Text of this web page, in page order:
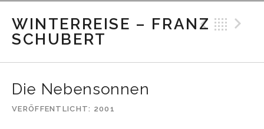
WINTERREISE – FRANZ
SCHUBERT
Die Nebensonnen
VERÖFFENTLICHT 2001